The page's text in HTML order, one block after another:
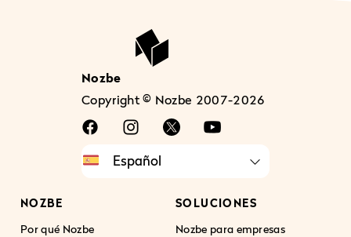
Nozbe
Copyright © Nozbe 2007-2026
NOZBE
Por qué Nozbe
SOLUCIONES
Nozbe para empresas